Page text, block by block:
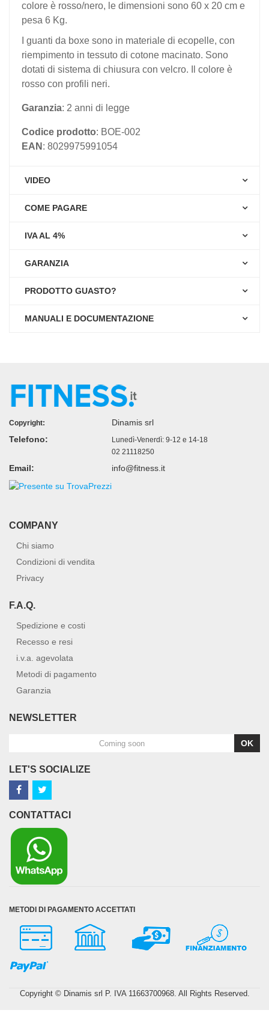
colore è rosso/nero, le dimensioni sono 60 x 20 cm e
pesa 6 Kg.
I guanti da boxe sono in materiale di ecopelle, con
riempimento in tessuto di cotone macinato. Sono
dotati di sistema di chiusura con velcro. Il colore è
rosso con profili neri.
Garanzia: 2 anni di legge
Codice prodotto: BOE-002
EAN : 8029975991054
VIDEO
COME PAGARE
IVA AL 4%
GARANZIA
PRODOTTO GUASTO?
MANUALI E DOCUMENTAZIONE
Copyright:
Dinamis srl
Telefono:
Lunedì-Venerdì: 9-12 e 14-18
02 21118250
Email: info@fitness.it
COMPANY
Chi siamo
Condizioni di vendita
Privacy
F.A.Q.
Spedizione e costi
Recesso e resi
i.v.a. agevolata
Metodi di pagamento
Garanzia
NEWSLETTER
OK
LET'S SOCIALIZE
CONTATTACI
METODI DI PAGAMENTO ACCETTATI
Copyright © Dinamis srl P. IVA 11663700968. All Rights Reserved.